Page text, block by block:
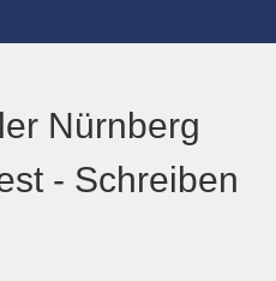
Nürnberg
- Schreiben